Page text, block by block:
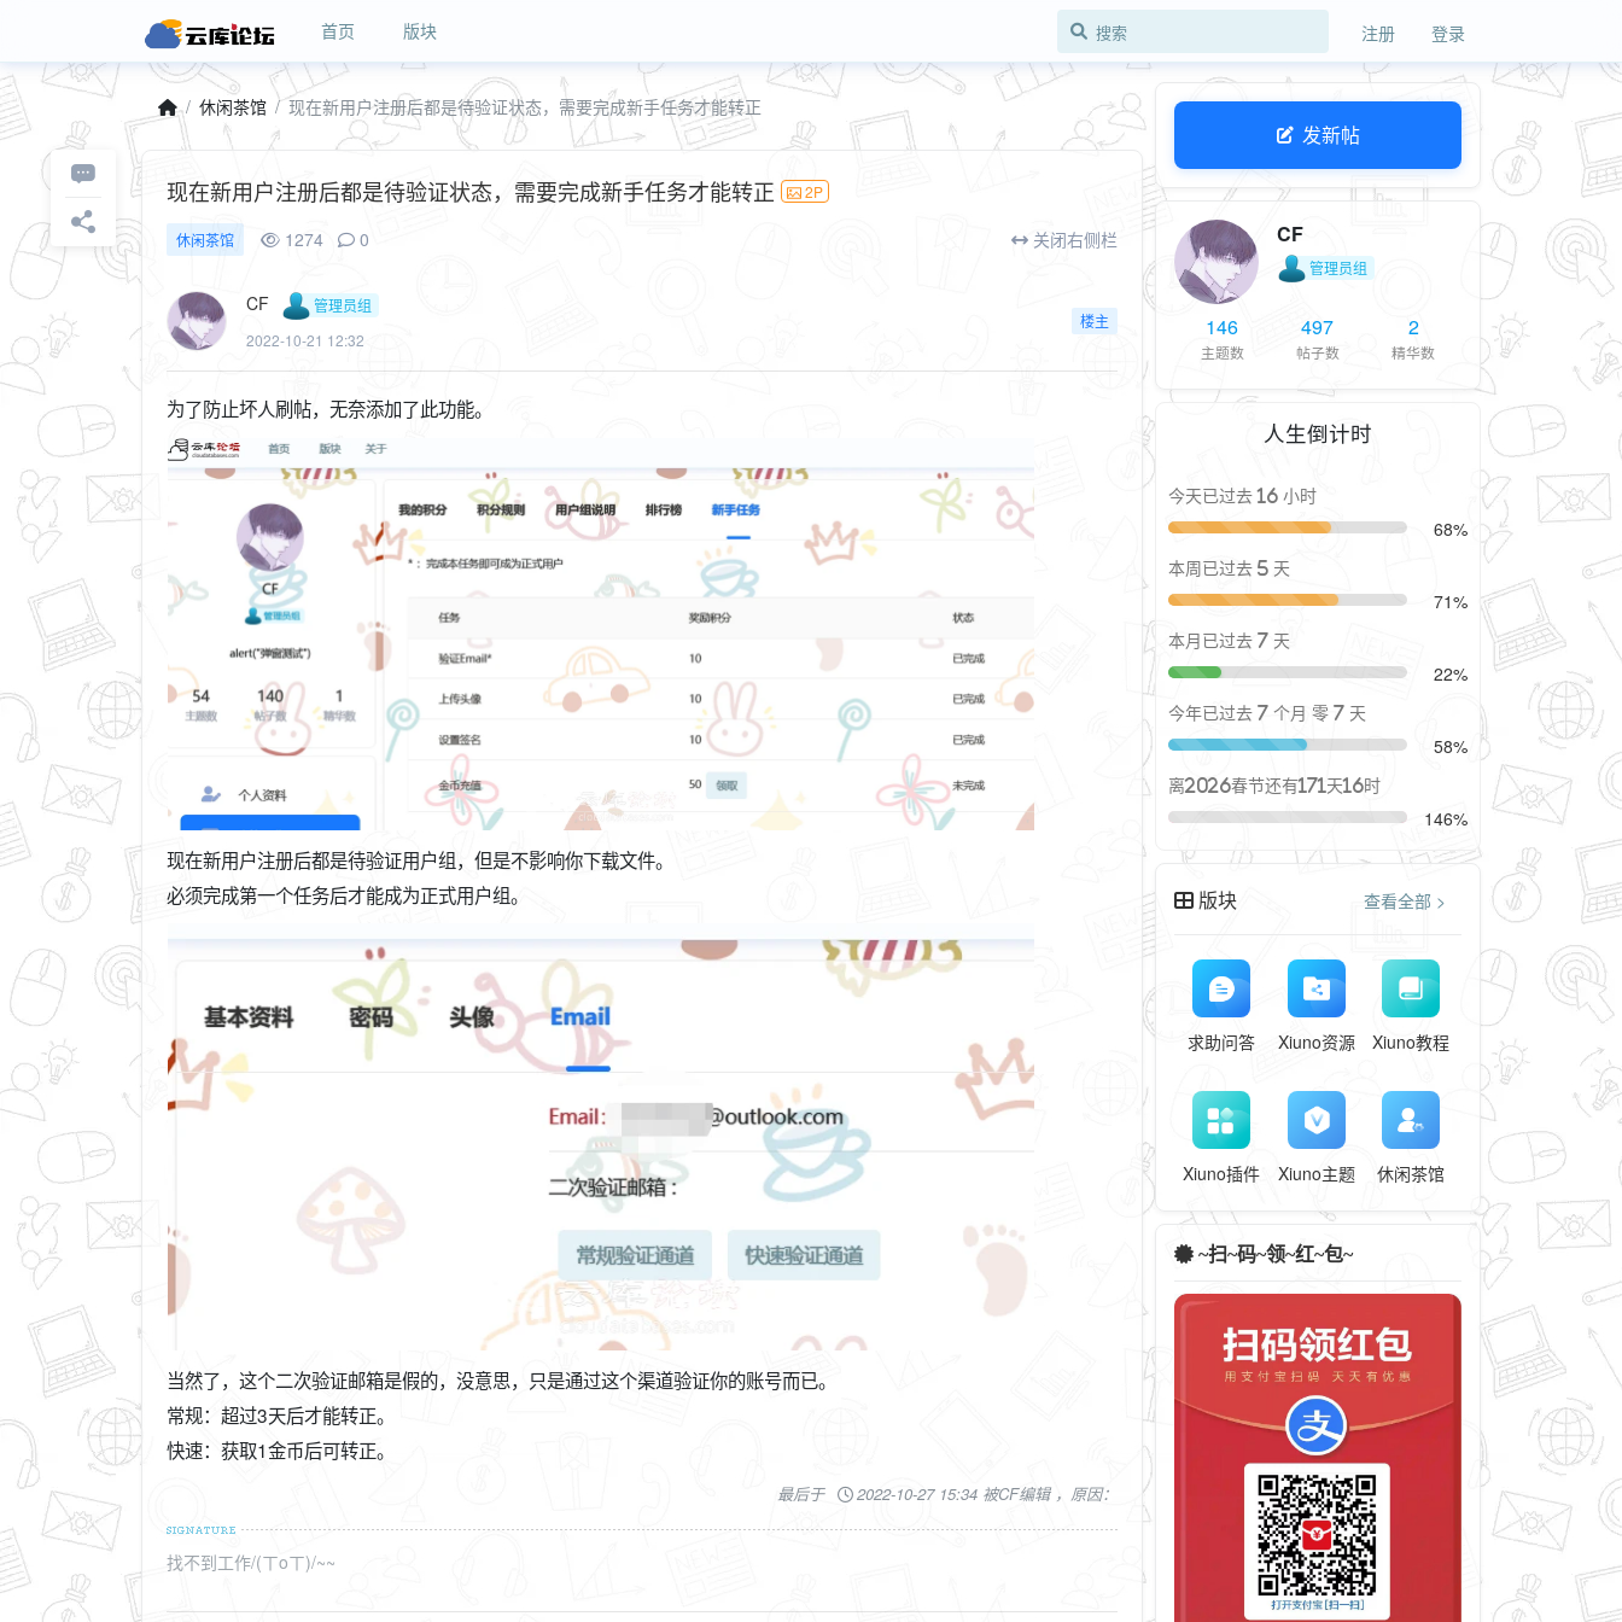
首页 版块 注册 登录
休闲茶馆 现在新用户注册后都是待验证状态，需要完成新手任务才能转正
现在新用户注册后都是待验证状态，需要完成新手任务才能转正 2P
休闲茶馆 1274 0 关闭右侧栏
CF
管理员组
2022-10-21 12:32
楼主
为了防止坏人刷帖，无奈添加了此功能。
现在新用户注册后都是待验证用户组，但是不影响你下载文件。
必须完成第一个任务后才能成为正式用户组。
当然了，这个二次验证邮箱是假的，没意思，只是通过这个渠道验证你的账号而已。
常规：超过3天后才能转正。
快速：获取1金币后可转正。
最后于 2022-10-27 15:34 被CF编辑 ，原因：
找不到工作/(ㄒoㄒ)/~~
发新帖
CF
管理员组
146
主题数
497
帖子数
2
精华数
人生倒计时
今天已过去 16 小时
68%
本周已过去 5 天
71%
本月已过去 7 天
22%
今年已过去 7 个月 零 7 天
58%
离2026春节还有171天16时
146%
版块 查看全部 >
求助问答 Xiuno资源 Xiuno教程
Xiuno插件 Xiuno主题 休闲茶馆
~扫~码~领~红~包~